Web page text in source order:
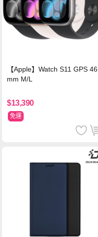
【Apple】Watch S11 GPS 46
mm M/L
$13,390
免運